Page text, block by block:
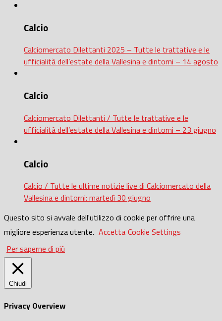
Calcio
Calciomercato Dilettanti 2025 – Tutte le trattative e le
ufficialità dell’estate della Vallesina e dintorni – 14 agosto
Calcio
Calciomercato Dilettanti / Tutte le trattative e le
ufficialità dell’estate della Vallesina e dintorni – 23 giugno
Calcio
Calcio / Tutte le ultime notizie live di Calciomercato della
Vallesina e dintorni: martedì 30 giugno
Questo sito si avvale dell'utilizzo di cookie per offrire una
migliore esperienza utente. Accetta Cookie Settings
Per saperne di più
Chiudi
Privacy Overview